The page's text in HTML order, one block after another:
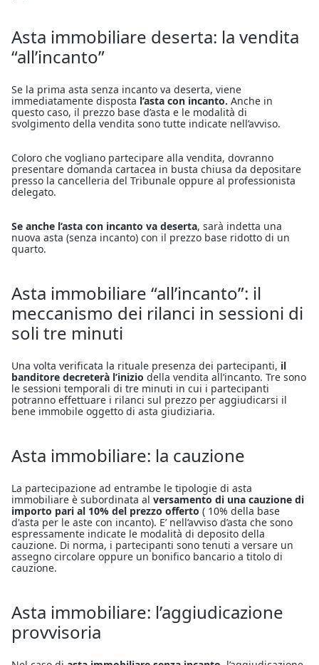
Asta immobiliare deserta: la vendita
“all’incanto”
Se la prima asta senza incanto va deserta, viene
immediatamente disposta l’asta con incanto. Anche in
questo caso, il prezzo base d’asta e le modalità di
svolgimento della vendita sono tutte indicate nell’avviso.
Coloro che vogliano partecipare alla vendita, dovranno
presentare domanda cartacea in busta chiusa da depositare
presso la cancelleria del Tribunale oppure al professionista
delegato.
Se anche l’asta con incanto va deserta, sarà indetta una
nuova asta (senza incanto) con il prezzo base ridotto di un
quarto.
Asta immobiliare “all’incanto”: il
meccanismo dei rilanci in sessioni di
soli tre minuti
Una volta verificata la rituale presenza dei partecipanti, il
banditore decreterà l’inizio della vendita all’incanto. Tre sono
le sessioni temporali di tre minuti in cui i partecipanti
potranno effettuare i rilanci sul prezzo per aggiudicarsi il
bene immobile oggetto di asta giudiziaria.
Asta immobiliare: la cauzione
La partecipazione ad entrambe le tipologie di asta
immobiliare è subordinata al versamento di una cauzione di
importo pari al 10% del prezzo offerto ( 10% della base
d'asta per le aste con incanto). E’ nell’avviso d’asta che sono
espressamente indicate le modalità di deposito della
cauzione. Di norma, i partecipanti sono tenuti a versare un
assegno circolare oppure un bonifico bancario a titolo di
cauzione.
Asta immobiliare: l’aggiudicazione
provvisoria